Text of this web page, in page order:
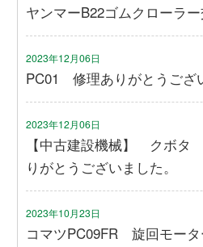
ヤンマーB22ゴムクローラ
2023年12月06日
PC01 修理ありがとうござ
2023年12月06日
【中古建設機械】 クボタ
りがとうございました。
2023年10月23日
コマツPC09FR 旋回モー